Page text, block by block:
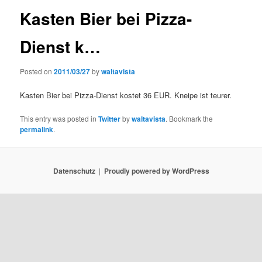
Kasten Bier bei Pizza-
Dienst k…
Posted on2011/03/27bywaltavista
Kasten Bier bei Pizza-Dienst kostet 36 EUR. Kneipe ist teurer.
This entry was posted inTwitterbywaltavista. Bookmark the
permalink.
Datenschutz Proudly powered by WordPress